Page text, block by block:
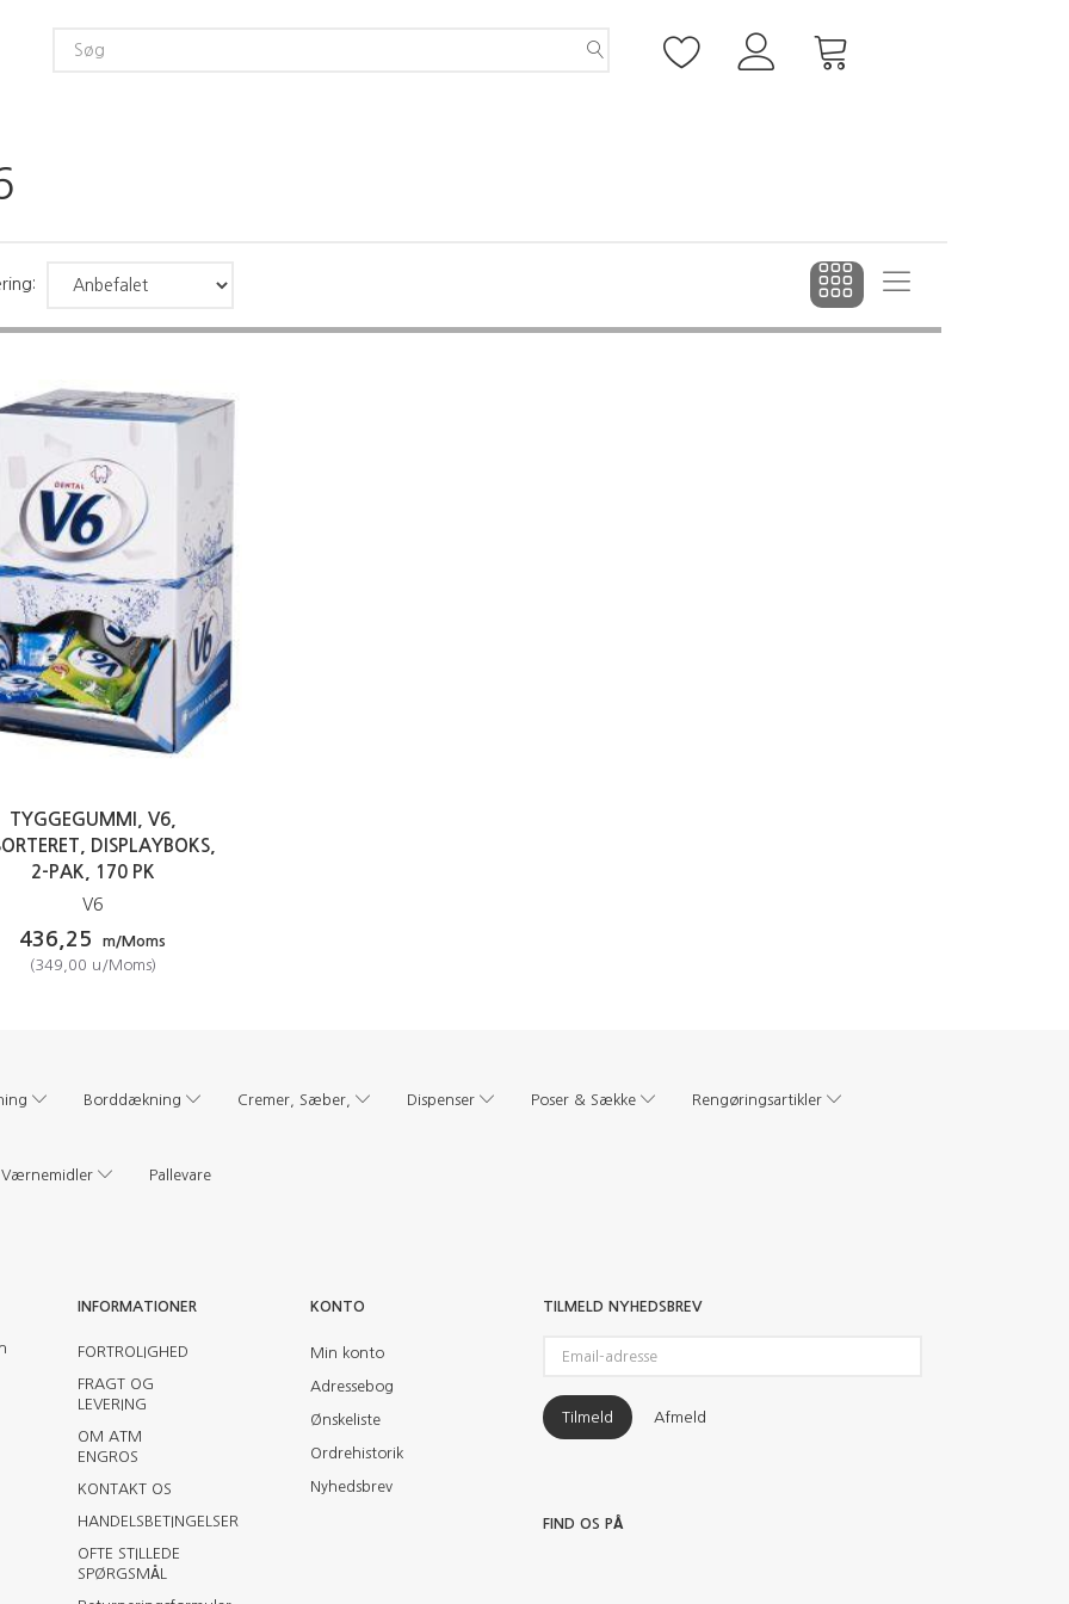
TYGGEGUMMI, V6,
DISPLAYBOKS,
2-PAK, 170 PK
V6
436,25
m/Moms
(349,00 u/Moms)
Borddækning Cremer, Sæber, Dispenser Poser & Sække Rengøringsartikler
Værnemidler Pallevare
INFORMATIONER
FORTROLIGHED
FRAGT OG
LEVERING
OM ATM
ENGROS
KONTAKT OS
HANDELSBETINGELSER
OFTE STILLEDE
SPØRGSMÅL
KONTO
Min konto
Adressebog
Ønskeliste
Ordrehistorik
Nyhedsbrev
TILMELD NYHEDSBREV
adresse
Tilmeld Afmeld
FIND OS PÅ